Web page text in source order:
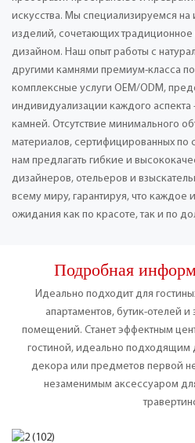
искусства. Мы специализируемся на
изделий, сочетающих традиционное
дизайном. Наш опыт работы с
другими камнями премиум-класса
комплексные услуги OEM/ODM,
индивидуализации каждого
камней. Отсутствие минимального
материалов, сертифицированных по
нам предлагать гибкие и
дизайнеров, отельеров и
всему миру, гарантируя, что каждое
ожидания как по красоте, так и по
Подробная
Идеально подходит для
апартаментов, бутик-отелей
помещений. Станет эффектным
гостиной, идеально подходящим
декора или предметов первой
незаменимым аксессуаром